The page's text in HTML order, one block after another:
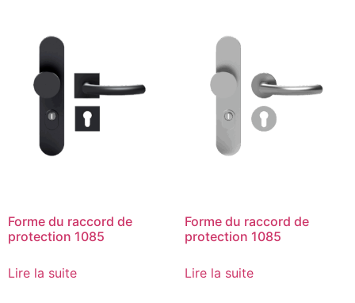
Forme du raccord de
protection 1085
Lire la suite
Forme du raccord de
protection 1085
Lire la suite